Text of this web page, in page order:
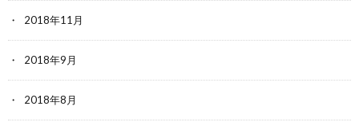
2018年11月
2018年9月
2018年8月